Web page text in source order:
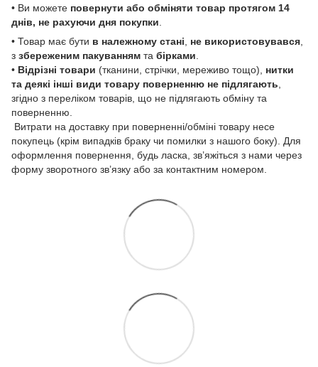
• Ви можете повернути або обміняти товар протягом 14
днів, не рахуючи дня покупки
• Товар має бути в належному стані не використовувався
з збереженим пакуванням та бірками
• Відрізні товари (тканини, стрічки, мереживо тощо), нитки
та деякі інші види товару поверненню не підлягають
згідно з переліком товарів, що не підлягають обміну та
поверненню.
Витрати на доставку при поверненні/обміні товару несе
покупець (крім випадків браку чи помилки з нашого боку). Для
оформлення повернення, будь ласка, зв’яжіться з нами через
форму зворотного зв’язку або за контактним номером.